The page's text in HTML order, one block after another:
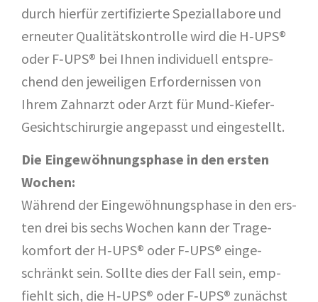
durch hier­für zer­ti­fi­zier­te Spe­zi­al­la­bo­re und
erneu­ter Qua­li­täts­kon­trol­le wird die H‑UPS®
oder F‑UPS® bei Ihnen indi­vi­du­ell ent­spre­
chend den jewei­li­gen Erfor­der­nis­sen von
Ihrem Zahn­arzt oder Arzt für Mund-Kie­fer-
Gesichts­chir­ur­gie ange­passt und eingestellt.
Die Ein­ge­wöh­nungs­pha­se in den ers­ten
Wochen:
Wäh­rend der Ein­ge­wöh­nungs­pha­se in den ers­
ten drei bis sechs Wochen kann der Tra­ge­
kom­fort der H‑UPS® oder F‑UPS® ein­ge­
schränkt sein. Soll­te dies der Fall sein, emp­
fiehlt sich, die H‑UPS® oder F‑UPS® zunächst